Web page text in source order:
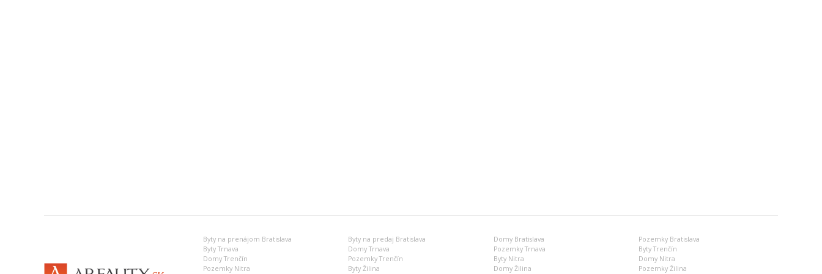
Byty na prenájom Bratislava Byty na predaj Bratislava Domy Bratislava
Pozemky Bratislava
Byty Trnava
Domy Trnava Pozemky Trnava
Byty Trenčín
Domy Trenčín
Pozemky Trenčín Byty Nitra
Domy Nitra
Pozemky Nitra
Byty Žilina Domy Žilina Pozemky Žilina